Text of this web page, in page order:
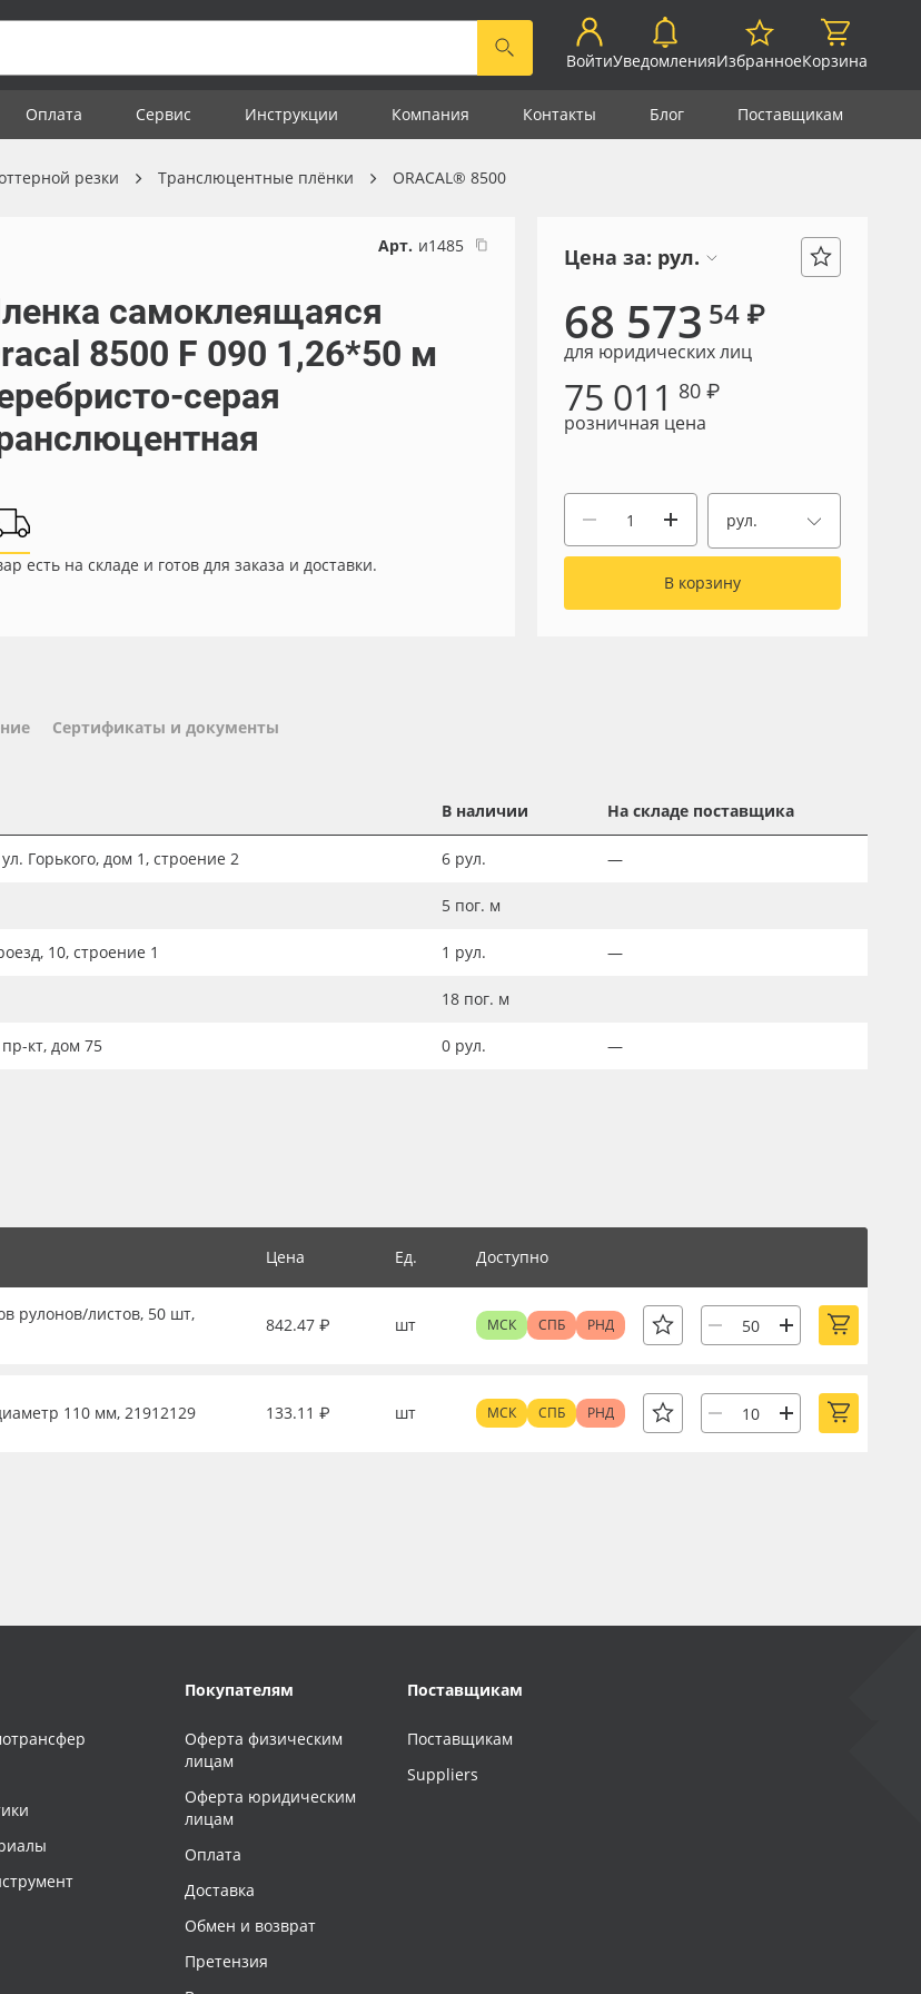
ВойтиУведомленияИзбранноеКорзина
Оплата Сервис Инструкции Компания Контакты Блог Поставщикам
резки Транслюцентные плёнки ORACAL® 8500
Арт. и1485
самоклеящаяся
8500 F 090 1,26*50 м
серая
есть на складе и готов для заказа и доставки.
Цена за: рул.
68 573 54 ₽
для юридических лиц
75 011 80 ₽
розничная цена
рул.
В корзину
Сертификаты и документы
В наличии На складе поставщика
Горького, дом 1, строение 2 6 рул. —
5 пог. м
10, строение 1 1 рул. —
18 пог. м
кт, дом 75 0 рул. —
Цена Ед. Доступно
рулонов/листов, 50 шт,
842.47 ₽ шт МСК СПБ РНД
110 мм, 21912129 133.11 ₽ шт МСК СПБ РНД
Покупателям
Оферта физическим
лицам
Оферта юридическим
лицам
Оплата
Доставка
Обмен и возврат
Претензия
Поставщикам
Поставщикам
Suppliers